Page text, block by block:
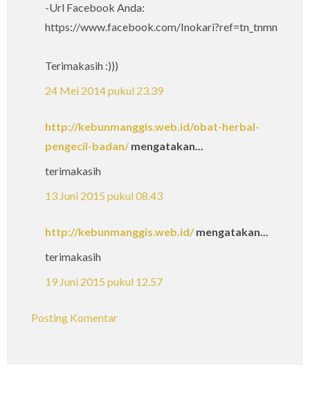
-Url Facebook Anda:
https://www.facebook.com/Inokari?ref=tn_tnmn
Terimakasih :)))
24 Mei 2014 pukul 23.39
http://kebunmanggis.web.id/obat-herbal-
pengecil-badan/mengatakan...
terimakasih
13 Juni 2015 pukul 08.43
http://kebunmanggis.web.id/mengatakan...
terimakasih
19 Juni 2015 pukul 12.57
Posting Komentar